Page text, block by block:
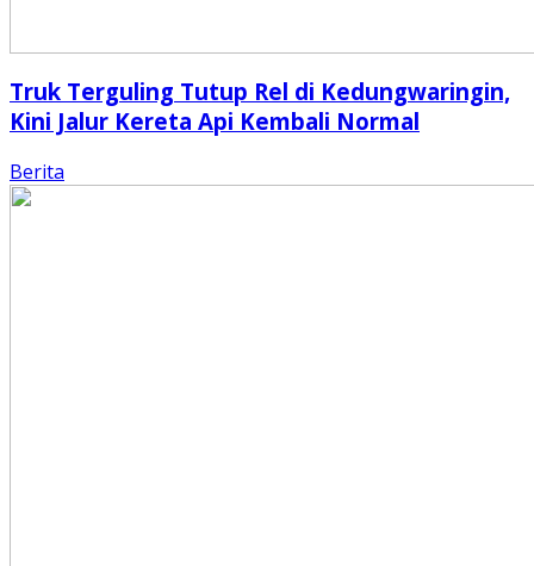
Truk Terguling Tutup Rel di Kedungwaringin,
Kini Jalur Kereta Api Kembali Normal
Berita